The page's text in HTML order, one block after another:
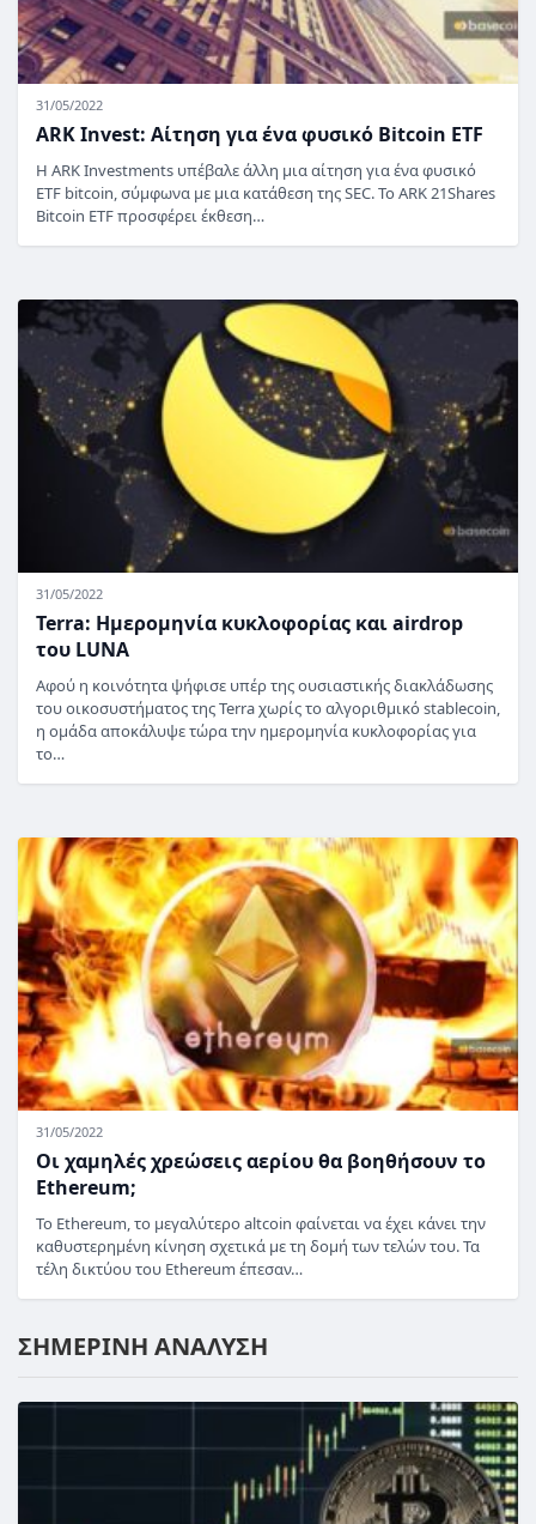
31/05/2022
ARK Invest: Αίτηση για ένα φυσικό Bitcoin ETF
Η ARK Investments υπέβαλε άλλη μια αίτηση για ένα φυσικό
ETF bitcoin, σύμφωνα με μια κατάθεση της SEC. Το ARK 21Shares
Bitcoin ETF προσφέρει έκθεση…
31/05/2022
Terra: Ημερομηνία κυκλοφορίας και airdrop
του LUNA
Αφού η κοινότητα ψήφισε υπέρ της ουσιαστικής διακλάδωσης
του οικοσυστήματος της Terra χωρίς το αλγοριθμικό stablecoin,
η ομάδα αποκάλυψε τώρα την ημερομηνία κυκλοφορίας για
το…
31/05/2022
Οι χαμηλές χρεώσεις αερίου θα βοηθήσουν το
Ethereum;
Το Ethereum, το μεγαλύτερο altcoin φαίνεται να έχει κάνει την
καθυστερημένη κίνηση σχετικά με τη δομή των τελών του. Τα
τέλη δικτύου του Ethereum έπεσαν…
ΣΗΜΕΡΙΝΗ ΑΝΑΛΥΣΗ